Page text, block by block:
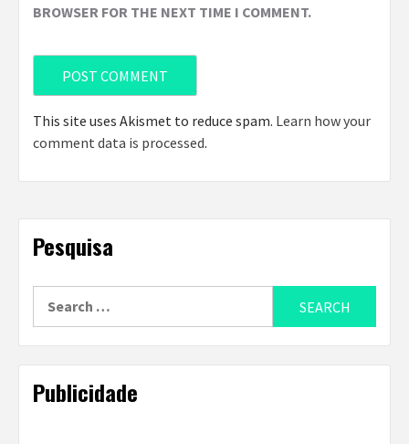
BROWSER FOR THE NEXT TIME I COMMENT.
This site uses Akismet to reduce spam. Learn how your
comment data is processed.
Pesquisa
Publicidade